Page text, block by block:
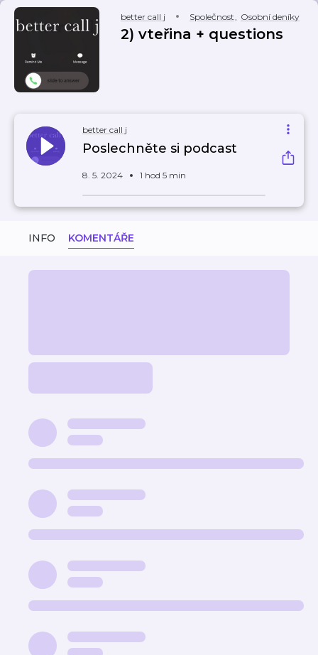
better call j Společnost, Osobní deníky
2) vteřina + questions
better call j
Poslechněte si podcast
8. 5. 2024 1 hod 5 min
INFO KOMENTÁŘE